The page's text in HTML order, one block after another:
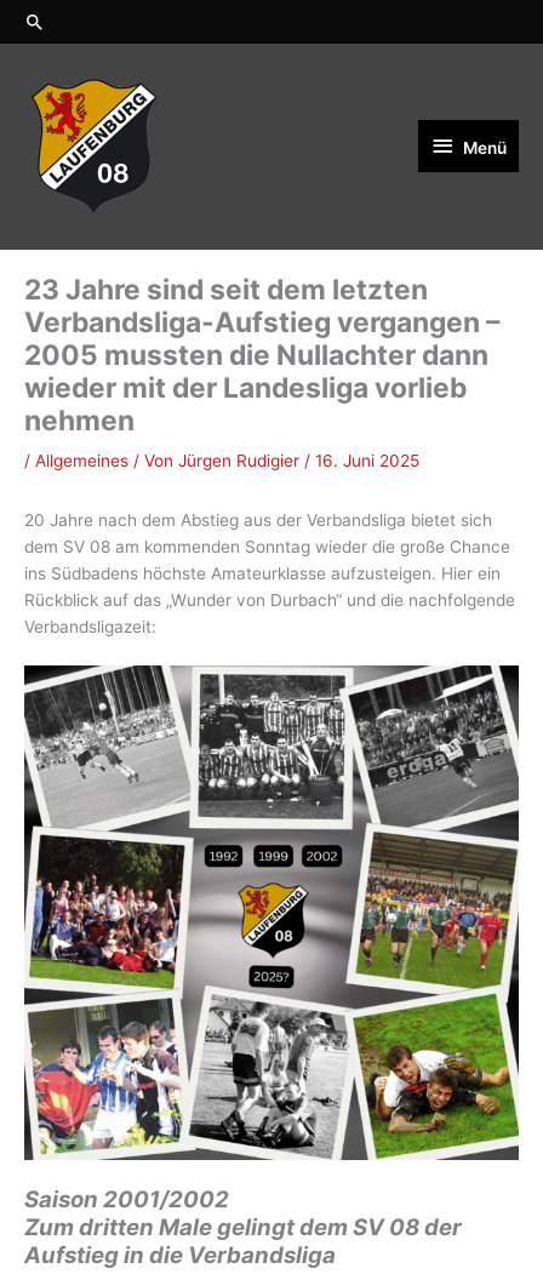
ZumSuchen
Menü
Menü
23 Jahre sind seit dem letzten
Verbandsliga-Aufstieg vergangen –
2005 mussten die Nullachter dann
wieder mit der Landesliga vorlieb
nehmen
/ Allgemeines / Von Jürgen Rudigier / 16. Juni 2025
20 Jahre nach dem Abstieg aus der Verbandsliga bietet sich
dem SV 08 am kommenden Sonntag wieder die große Chance
ins Südbadens höchste Amateurklasse aufzusteigen. Hier ein
Rückblick auf das „Wunder von Durbach“ und die nachfolgende
Verbandsligazeit:
Saison 2001/2002
Zum dritten Male gelingt dem SV 08 der
Aufstieg in die Verbandsliga